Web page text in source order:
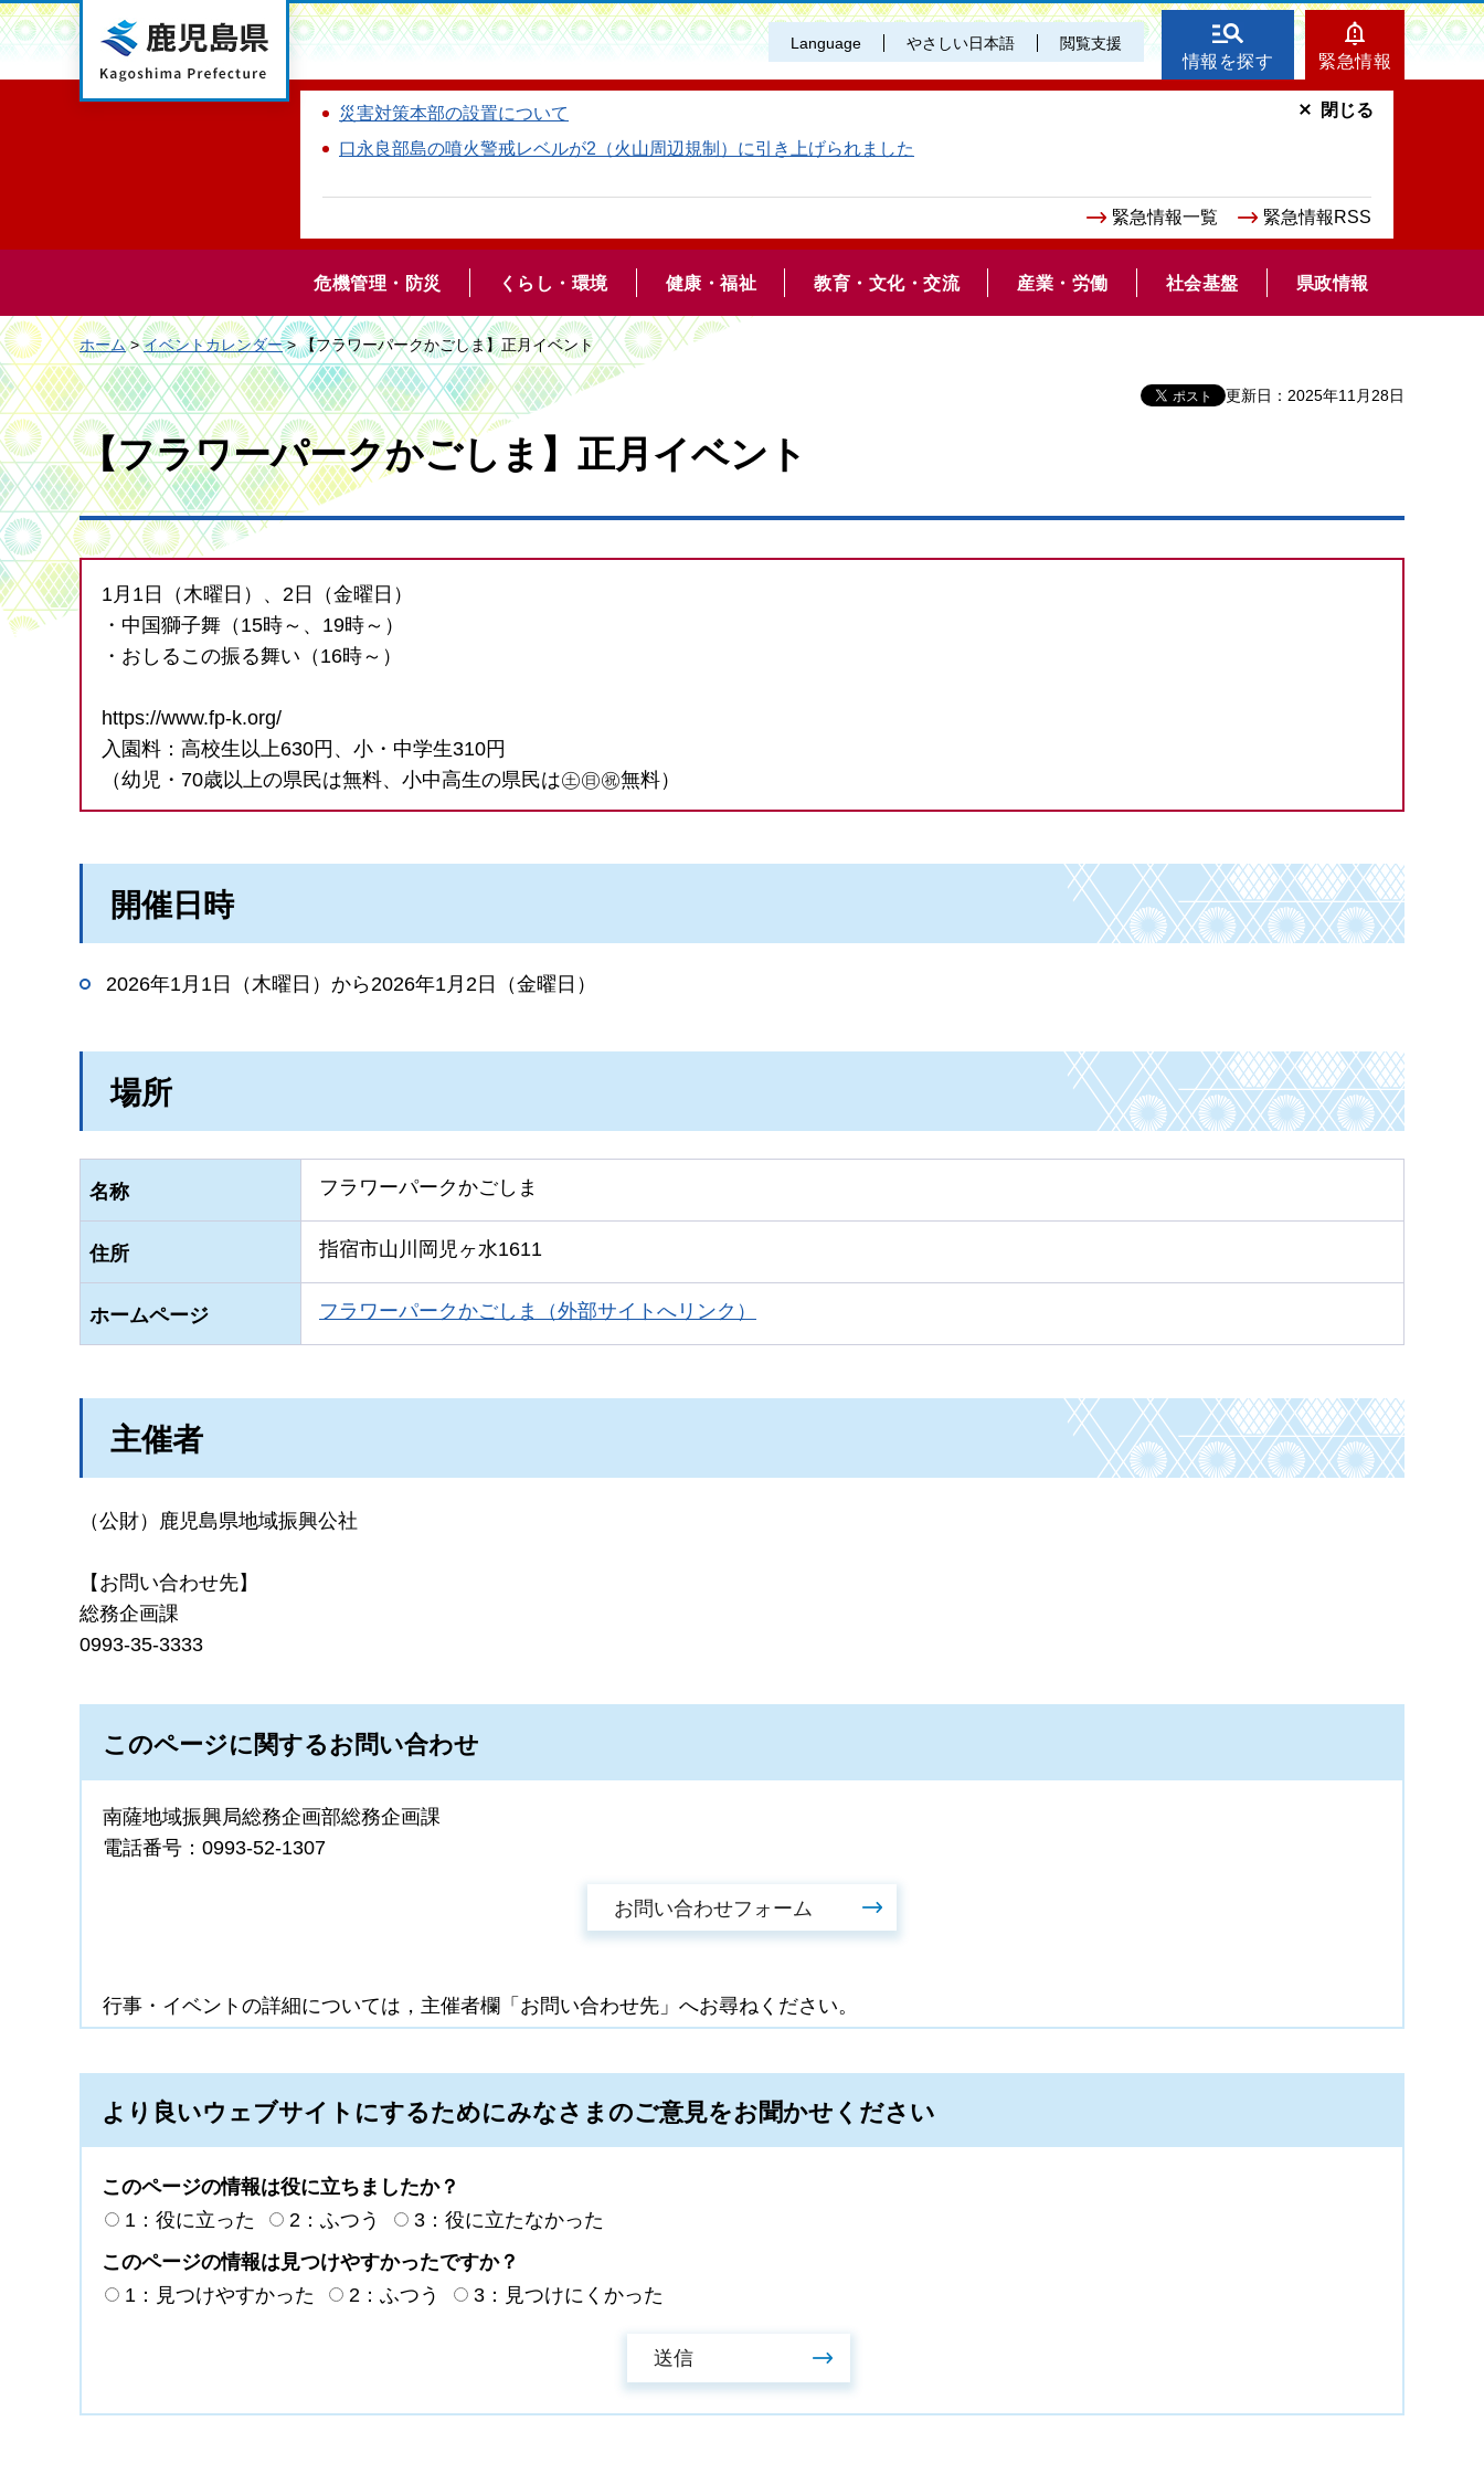
鹿児島県 Language やさしい日本語 閲覧支援
情報を探す 緊急情報
災害対策本部の設置について
口永良部島の噴火警戒レベルが2（火山周辺規制）に引き上げられました
緊急情報一覧 緊急情報RSS
閉じる
危機管理・防災 くらし・環境 健康・福祉 教育・文化・交流 産業・労働 社会基盤 県政情報
ホーム>イベントカレンダー> 【フラワーパークかごしま】正月イベント
更新日：2025年11月28日
【フラワーパークかごしま】正月イベント
1月1日（木曜日）、2日（金曜日）
・中国獅子舞（15時～、19時～）
・おしるこの振る舞い（16時～）
https://www.fp-k.org/
入園料：高校生以上630円、小・中学生310円
（幼児・70歳以上の県民は無料、小中高生の県民は㊏㊐㊗無料）
開催日時
2026年1月1日（木曜日）から2026年1月2日（金曜日）
場所
名称 フラワーパークかごしま
住所 指宿市山川岡児ヶ水1611
ホームページ フラワーパークかごしま（外部サイトへリンク）
主催者
（公財）鹿児島県地域振興公社
【お問い合わせ先】
総務企画課
0993-35-3333
このページに関するお問い合わせ
南薩地域振興局総務企画部総務企画課
電話番号：0993-52-1307
行事・イベントの詳細については，主催者欄「お問い合わせ先」へお尋ねください。
より良いウェブサイトにするためにみなさまのご意見をお聞かせください
このページの情報は役に立ちましたか？
1：役に立った
2：ふつう
3：役に立たなかった
このページの情報は見つけやすかったですか？
1：見つけやすかった
2：ふつう 3：見つけにくかった